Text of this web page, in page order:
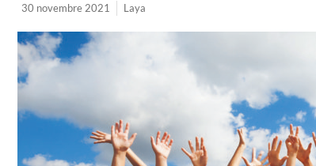
30 novembre 2021 Laya